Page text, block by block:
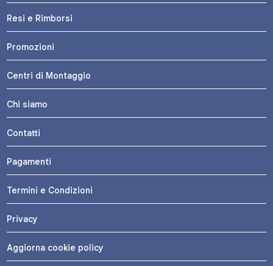
Resi e Rimborsi
Promozioni
Centri di Montaggio
Chi siamo
Contatti
Pagamenti
Termini e Condizioni
Privacy
Aggiorna cookie policy